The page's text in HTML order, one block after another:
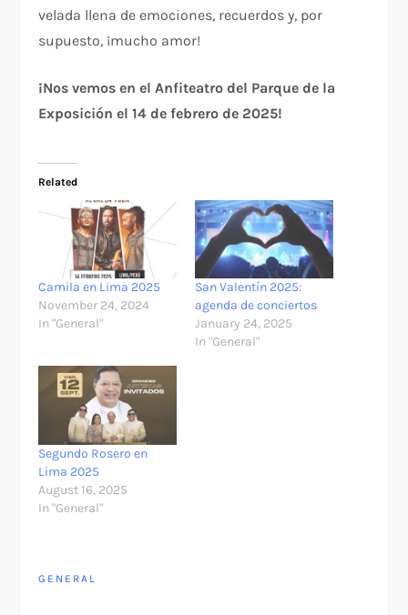
velada llena de emociones, recuerdos y, por
supuesto, ¡mucho amor!
¡Nos vemos en el Anfiteatro del Parque de la
Exposición el 14 de febrero de 2025!
Related
Camila en Lima 2025
November 24, 2024
In "General"
San Valentín 2025:
agenda de conciertos
January 24, 2025
In "General"
Segundo Rosero en
Lima 2025
August 16, 2025
In "General"
GENERAL